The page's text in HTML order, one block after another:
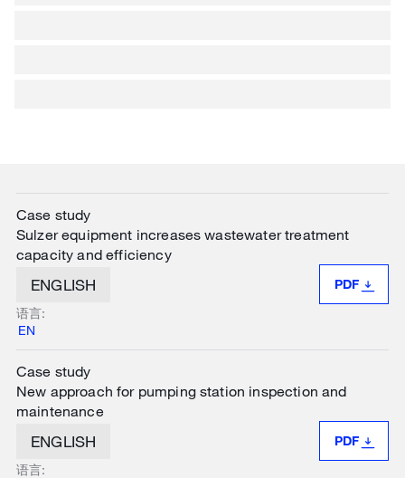
Case study
Sulzer equipment increases wastewater treatment
capacity and efficiency
ENGLISH
PDF
语言:
EN
Case study
New approach for pumping station inspection and
maintenance
ENGLISH
PDF
语言: